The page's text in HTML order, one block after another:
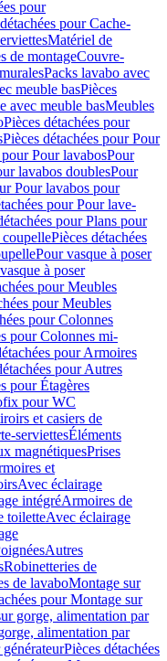
pour
pour Cache-
Matériel de
de montageCouvre-
Packs lavabo avec
meuble basPièces
avec meuble basMeubles
Pièces détachées pour
Pièces détachées pour Pour
pour Pour lavabosPour
lavabos doublesPour
Pour lavabos pour
pour Pour lave-
pour Plans pour
coupellePièces détachées
Pour vasque à poser
à poser
pour Meubles
pour Meubles
pour Colonnes
pour Colonnes mi-
pour Armoires
pour Autres
pour Étagères
pour WC
et casiers de
serviettesÉléments
magnétiquesPrises
et
Avec éclairage
intégréArmoires de
toiletteAvec éclairage
Autres
Robinetteries de
de lavaboMontage sur
pour Montage sur
gorge, alimentation par
alimentation par
Pièces détachées